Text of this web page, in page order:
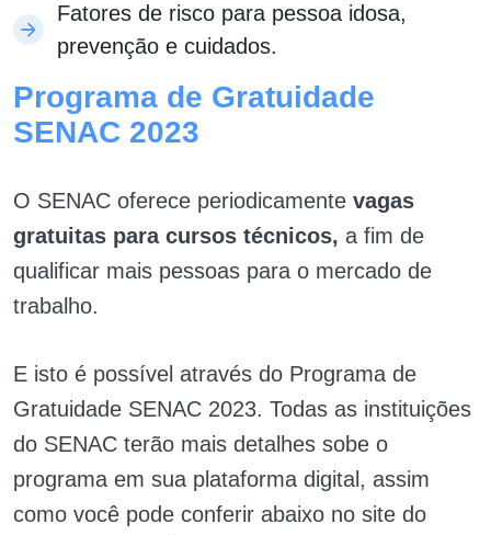
Fatores de risco para pessoa idosa,
prevenção e cuidados.
Programa de Gratuidade
SENAC 2023
O SENAC oferece periodicamente vagas
gratuitas para cursos técnicos, a fim de
qualificar mais pessoas para o mercado de
trabalho.
E isto é possível através do Programa de
Gratuidade SENAC 2023. Todas as instituições
do SENAC terão mais detalhes sobe o
programa em sua plataforma digital, assim
como você pode conferir abaixo no site do